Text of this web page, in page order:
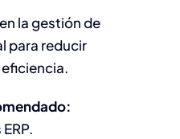
la gestión de
para reducir